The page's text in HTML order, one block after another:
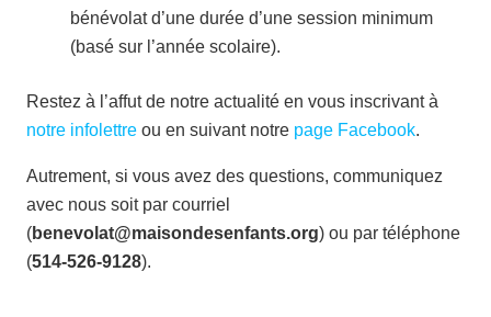
bénévolat d’une durée d’une session minimum
(basé sur l’année scolaire).
Restez à l’affut de notre actualité en vous inscrivant à
notre infolettre ou en suivant notre page Facebook.
Autrement, si vous avez des questions, communiquez
avec nous soit par courriel
(benevolat@maisondesenfants.org) ou par téléphone
(514-526-9128).